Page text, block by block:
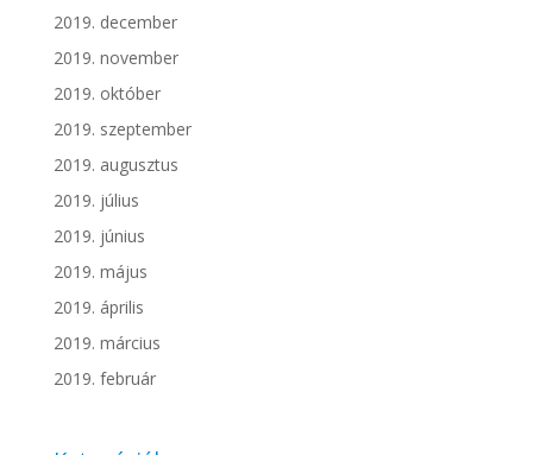
2019. december
2019. november
2019. október
2019. szeptember
2019. augusztus
2019. július
2019. június
2019. május
2019. április
2019. március
2019. február